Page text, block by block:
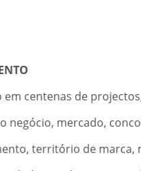
centenas de
negócio, mercado,
território de marca,